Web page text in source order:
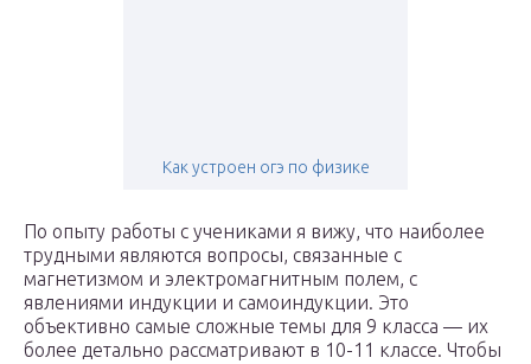
Как устроен огэ по физике
По опыту работы с учениками я вижу, что наиболее
трудными являются вопросы, связанные с
магнетизмом и электромагнитным полем, с
явлениями индукции и самоиндукции. Это
объективно самые сложные темы для 9 класса — их
более детально рассматривают в 10-11 классе. Чтобы